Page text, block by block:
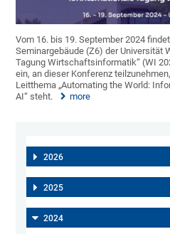
Vom 16. bis 19. September 2024
Seminargebäude (Z6) der Universität
Tagung Wirtschaftsinformatik“ (WI
ein, an dieser Konferenz
Leitthema „Automating the World:
AI“ steht.
more
2026
2025
2024